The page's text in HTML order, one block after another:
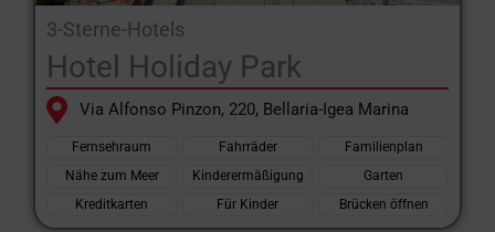
3-Sterne-Hotels
Hotel Holiday Park
Via Alfonso Pinzon, 220, Bellaria-Igea Marina
Fernsehraum Fahrräder
Familienplan
Nähe zum Meer
Kinderermäßigung
Garten
Kreditkarten
Für Kinder Brücken öffnen